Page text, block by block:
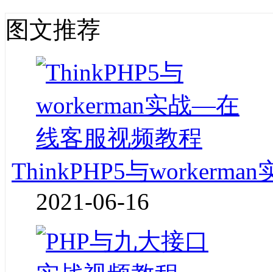
图文推荐
ThinkPHP5与
2021-06-16